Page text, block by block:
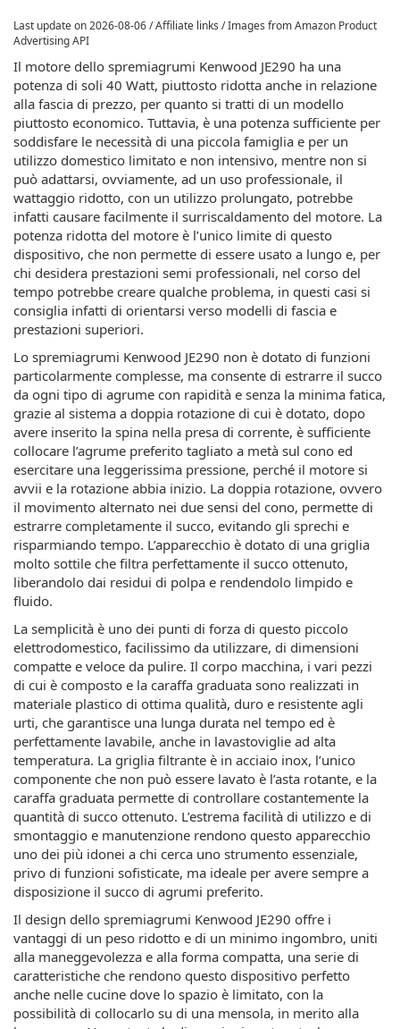
Last update on 2026-08-06 / Affiliate links / Images from Amazon Product
Advertising API
Il motore dello spremiagrumi Kenwood JE290 ha una
potenza di soli 40 Watt, piuttosto ridotta anche in relazione
alla fascia di prezzo, per quanto si tratti di un modello
piuttosto economico. Tuttavia, è una potenza sufficiente per
soddisfare le necessità di una piccola famiglia e per un
utilizzo domestico limitato e non intensivo, mentre non si
può adattarsi, ovviamente, ad un uso professionale, il
wattaggio ridotto, con un utilizzo prolungato, potrebbe
infatti causare facilmente il surriscaldamento del motore. La
potenza ridotta del motore è l’unico limite di questo
dispositivo, che non permette di essere usato a lungo e, per
chi desidera prestazioni semi professionali, nel corso del
tempo potrebbe creare qualche problema, in questi casi si
consiglia infatti di orientarsi verso modelli di fascia e
prestazioni superiori.
Lo spremiagrumi Kenwood JE290 non è dotato di funzioni
particolarmente complesse, ma consente di estrarre il succo
da ogni tipo di agrume con rapidità e senza la minima fatica,
grazie al sistema a doppia rotazione di cui è dotato, dopo
avere inserito la spina nella presa di corrente, è sufficiente
collocare l’agrume preferito tagliato a metà sul cono ed
esercitare una leggerissima pressione, perché il motore si
avvii e la rotazione abbia inizio. La doppia rotazione, ovvero
il movimento alternato nei due sensi del cono, permette di
estrarre completamente il succo, evitando gli sprechi e
risparmiando tempo. L’apparecchio è dotato di una griglia
molto sottile che filtra perfettamente il succo ottenuto,
liberandolo dai residui di polpa e rendendolo limpido e
fluido.
La semplicità è uno dei punti di forza di questo piccolo
elettrodomestico, facilissimo da utilizzare, di dimensioni
compatte e veloce da pulire. Il corpo macchina, i vari pezzi
di cui è composto e la caraffa graduata sono realizzati in
materiale plastico di ottima qualità, duro e resistente agli
urti, che garantisce una lunga durata nel tempo ed è
perfettamente lavabile, anche in lavastoviglie ad alta
temperatura. La griglia filtrante è in acciaio inox, l’unico
componente che non può essere lavato è l’asta rotante, e la
caraffa graduata permette di controllare costantemente la
quantità di succo ottenuto. L’estrema facilità di utilizzo e di
smontaggio e manutenzione rendono questo apparecchio
uno dei più idonei a chi cerca uno strumento essenziale,
privo di funzioni sofisticate, ma ideale per avere sempre a
disposizione il succo di agrumi preferito.
Il design dello spremiagrumi Kenwood JE290 offre i
vantaggi di un peso ridotto e di un minimo ingombro, uniti
alla maneggevolezza e alla forma compatta, una serie di
caratteristiche che rendono questo dispositivo perfetto
anche nelle cucine dove lo spazio è limitato, con la
possibilità di collocarlo su di una mensola, in merito alla